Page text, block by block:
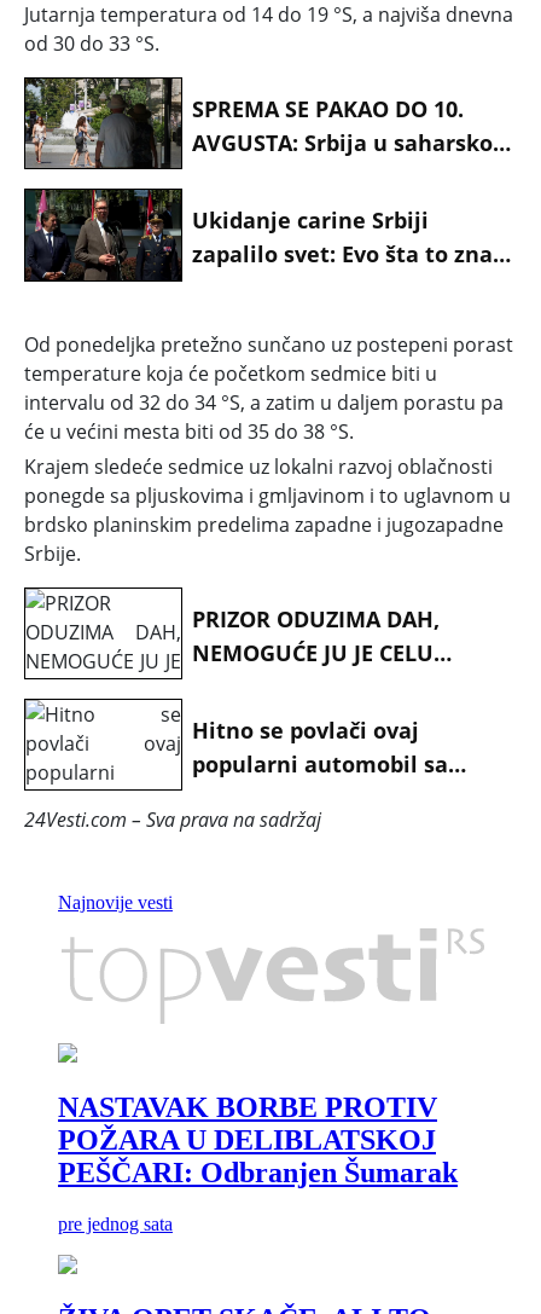
Jutarnja temperatura od 14 do 19 °S, a najviša dnevna
od 30 do 33 °S.
SPREMA SE PAKAO DO 10.
AVGUSTA: Srbija u saharskom
čeka
Ukidanje carine Srbiji
zapalilo svet: Evo šta to znači
Od ponedeljka pretežno sunčano uz postepeni porast
temperature koja će početkom sedmice biti u
intervalu od 32 do 34 °S, a zatim u daljem porastu pa
će u većini mesta biti od 35 do 38 °S.
Krajem sledeće sedmice uz lokalni razvoj oblačnosti
ponegde sa pljuskovima i gmljavinom i to uglavnom u
brdsko planinskim predelima zapadne i jugozapadne
Srbije.
PRIZOR ODUZIMA DAH,
NEMOGUĆE JU JE CELU
Hitno se povlači ovaj
popularni automobil sa
izbacivanja putnika iz
24Vesti.com – Sva prava na sadržaj